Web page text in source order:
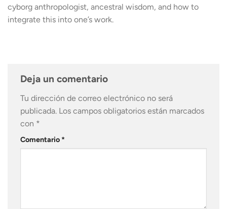
cyborg anthropologist, ancestral wisdom, and how to
integrate this into one’s work.
Deja un comentario
Tu dirección de correo electrónico no será
publicada. Los campos obligatorios están marcados
con *
Comentario *